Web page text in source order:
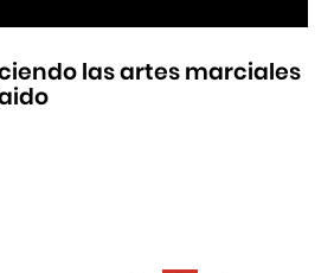
las artes marciales